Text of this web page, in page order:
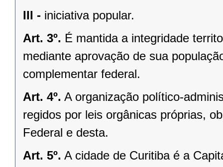
III - iniciativa popular.
Art. 3º. É mantida a integridade
mediante aprovação de sua
complementar federal.
Art. 4º. A organização político-
regidos por leis orgânicas próprias,
Federal e desta.
Art. 5º. A cidade de Curitiba é a